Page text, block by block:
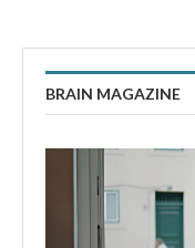
BRAIN MAGAZINE